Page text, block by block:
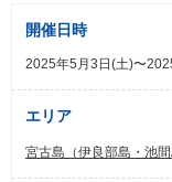
開催日時
2025年5月3日(土)〜
エリア
宮古島（伊良部島・池